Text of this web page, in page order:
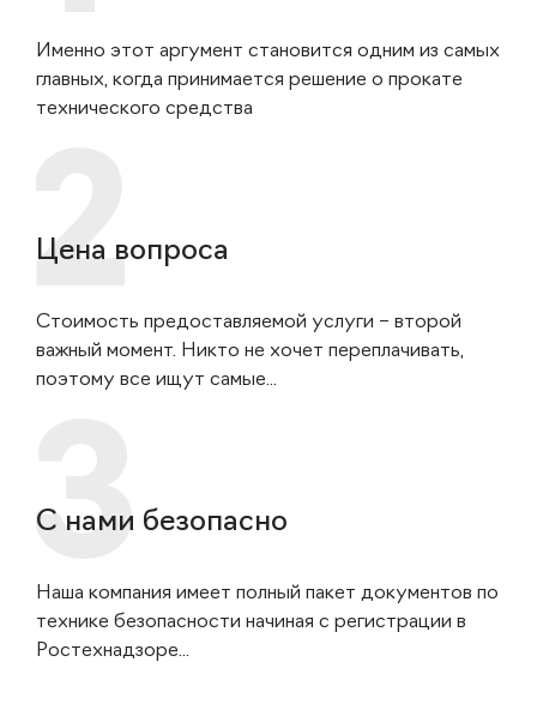
Именно этот аргумент становится одним из самых
главных, когда принимается решение о прокате
технического средства
Цена вопроса
Стоимость предоставляемой услуги – второй
важный момент. Никто не хочет переплачивать,
поэтому все ищут самые...
С нами безопасно
Наша компания имеет полный пакет документов по
технике безопасности начиная с регистрации в
Ростехнадзоре...